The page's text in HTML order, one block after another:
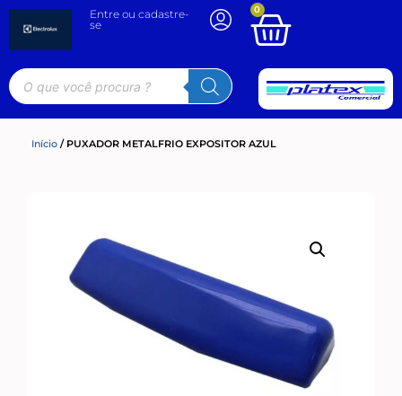
0
Entre ou cadastre-
se
Início / PUXADOR METALFRIO EXPOSITOR AZUL